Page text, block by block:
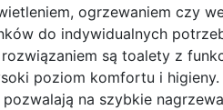
ogrzewaniem czy
do indywidualnych
są toalety z
poziom komfortu i
na szybkie